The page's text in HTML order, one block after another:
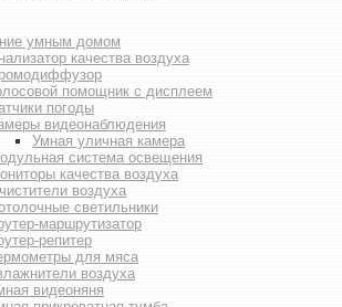
умным домом
качества воздуха
помощник с дисплеем
погоды
видеонаблюдения
Умная уличная камера
система освещения
качества воздуха
воздуха
светильники
маршрутизатор
репитер
для мяса
воздуха
видеоняня